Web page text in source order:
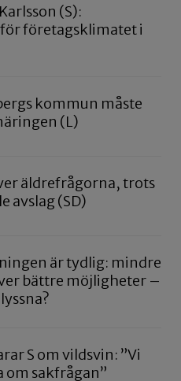
(S):
företagsklimatet i
kommun måste
(L)
äldrefrågorna, trots
avslag (SD)
är tydlig: mindre
bättre möjligheter –
S om vildsvin: ”Vi
om sakfrågan”